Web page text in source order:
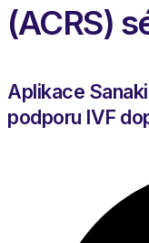
(ACRS)
Aplikace
podporu IVF